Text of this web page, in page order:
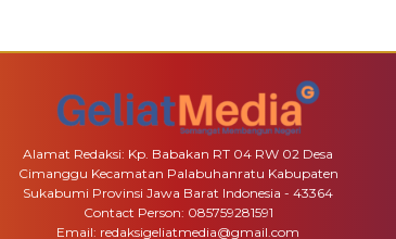
Alamat Redaksi: Kp. Babakan RT 04 RW 02 Desa
Cimanggu Kecamatan Palabuhanratu Kabupaten
Sukabumi Provinsi Jawa Barat Indonesia - 43364
Contact Person: 085759281591
Email: redaksigeliatmedia@gmail.com